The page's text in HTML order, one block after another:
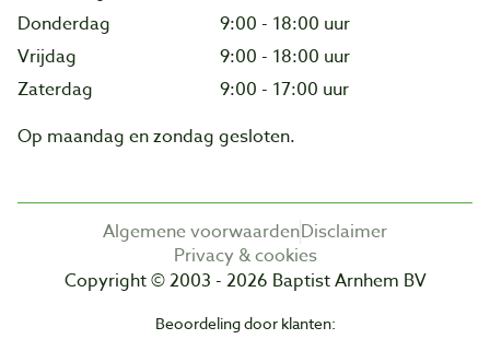
Donderdag
9:00 - 18:00 uur
Vrijdag
9:00 - 18:00 uur
Zaterdag
9:00 - 17:00 uur
Op maandag en zondag gesloten.
Algemene voorwaardenDisclaimer
Privacy & cookies
Copyright © 2003 - 2026 Baptist Arnhem BV
Beoordeling door klanten: